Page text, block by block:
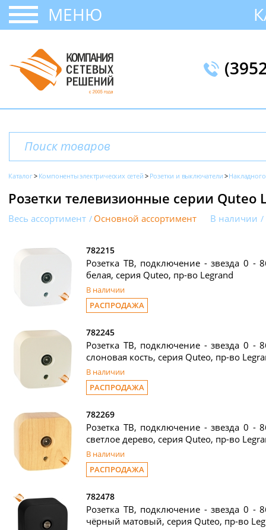
МЕНЮ
Каталог Компоненты электрических сетей Розетки и выключатели
Розетки телевизионные серии Quteo
Весь ассортимент Основной ассортимент В наличии
782215
Розетка ТВ, подключение - звезда 0 -
белая, серия Quteo, пр-во Legrand
В наличии
РАСПРОДАЖА
782245
Розетка ТВ, подключение - звезда 0 -
слоновая кость, серия Quteo, пр-во
В наличии
РАСПРОДАЖА
782269
Розетка ТВ, подключение - звезда 0 -
светлое дерево, серия Quteo, пр-во
В наличии
РАСПРОДАЖА
782478
Розетка ТВ, подключение - звезда 0 -
чёрный матовый, серия Quteo, пр-во